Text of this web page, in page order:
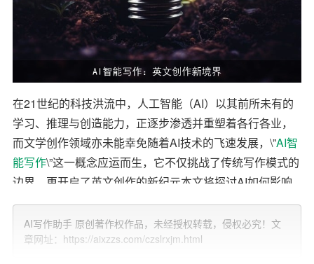
在21世纪的科技洪流中，人工智能（AI）以其前所未有的
学习、推理与创造能力，正逐步渗透并重塑着各行各业，
而文学创作领域亦未能幸免随着AI技术的飞速发展，\”AI智
能写作\”这一概念应运而生，它不仅挑战了传统写作模式的
边界，更开启了英文创作的新纪元本文将探讨AI如何影响
英文写作，分析其在内容创新、风格模拟、效率提升等方
面的应用，同时反思这一技术对作者身份、创造力及文学
本质的深远意义。
AI写作助手 原创著作权作品，未经授权转载，侵权必究！文
章网址：https://aixzzs.com/czslrxjm.html